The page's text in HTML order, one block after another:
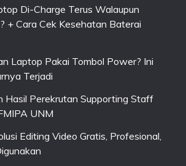
Di-Charge Terus Walaupun
+ Cara Cek Kesehatan Baterai
Laptop Pakai Tombol Power? Ini
Terjadi
Hasil Perekrutan Supporting Staff
UNM
Editing Video Gratis, Profesional,